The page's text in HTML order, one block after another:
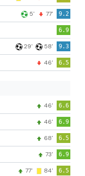
5' 77' 9.2
6.9
29' 58' 9.3
46' 6.5
46' 6.6
46' 6.9
68' 6.5
73' 6.9
77' 84' 6.5